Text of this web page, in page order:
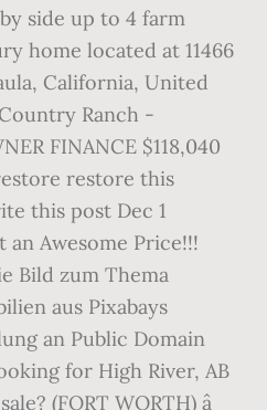
side up to 4 farm
home located at 11466
California, United
Ranch -
FINANCE $118,040
restore this
this post Dec 1
an Awesome Price!!!
Bild zum Thema
aus Pixabays
an Public Domain
for High River, AB
(FORT WORTH) â